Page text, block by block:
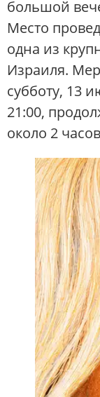
большой
Место
одна из
Израиля.
субботу, 13
21:00,
около 2